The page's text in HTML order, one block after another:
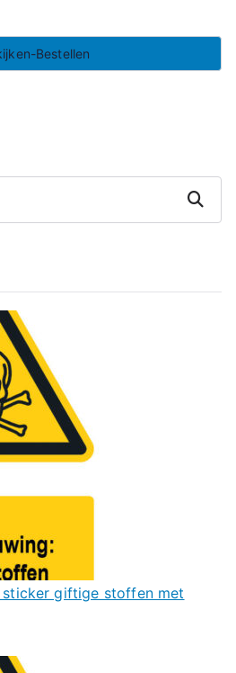
Bestellen
Zoeken
giftige stoffen met